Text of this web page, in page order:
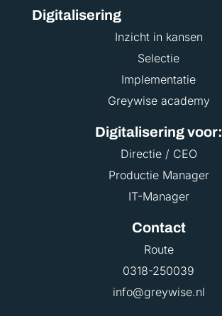
Digitalisering
Inzicht in kansen
Selectie
Implementatie
Greywise academy
Digitalisering voor:
Directie / CEO
Productie Manager
IT-Manager
Contact
Route
0318-250039
info@greywise.nl